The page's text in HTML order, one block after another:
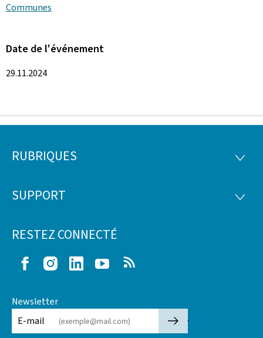
Communes
Date de l'événement
29.11.2024
Pied
page
RUBRIQUES
SUPPORT
RESTEZ CONNECTÉ
FacebookInstagramLinkedIn Youtube
Newsletter
E-mail
🡒